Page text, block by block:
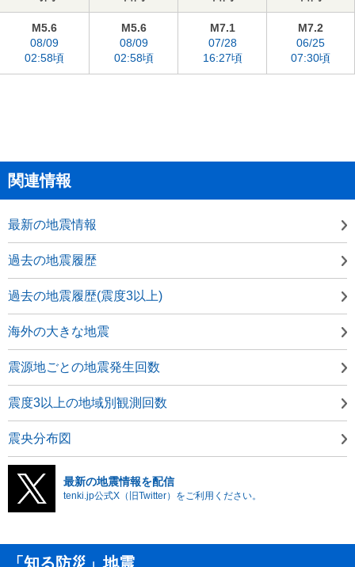
M5.6
08/09
02:58頃
M5.6
08/09
02:58頃
M7.1
07/28
16:27頃
M7.2
06/25
07:30頃
関連情報
最新の地震情報
過去の地震履歴
過去の地震履歴(震度3以上)
海外の大きな地震
震源地ごとの地震発生回数
震度3以上の地域別観測回数
震央分布図
最新の地震情報を配信
tenki.jp公式X（旧Twitter）をご利用ください。
「知る防災」地震